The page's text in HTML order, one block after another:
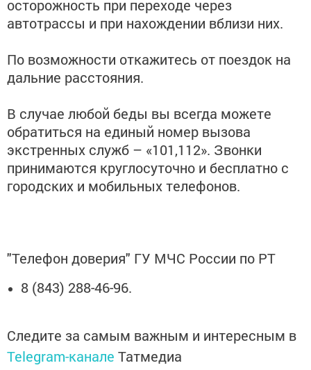
осторожность при переходе через
автотрассы и при нахождении вблизи них.
По возможности откажитесь от поездок на
дальние расстояния.
В случае любой беды вы всегда можете
обратиться на единый номер вызова
экстренных служб – «101,112». Звонки
принимаются круглосуточно и бесплатно с
городских и мобильных телефонов.
"Телефон доверия" ГУ МЧС России по РТ
8 (843) 288-46-96.
Следите за самым важным и интересным в
Telegram-канале Татмедиа